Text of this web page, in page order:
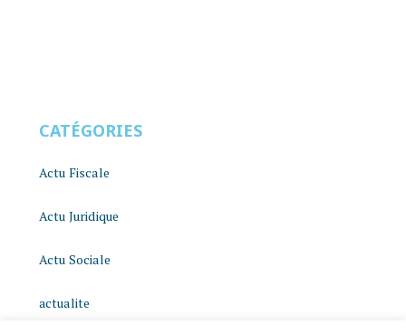
CATÉGORIES
Actu Fiscale
Actu Juridique
Actu Sociale
actualite